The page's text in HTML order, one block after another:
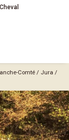
Comté / Jura /